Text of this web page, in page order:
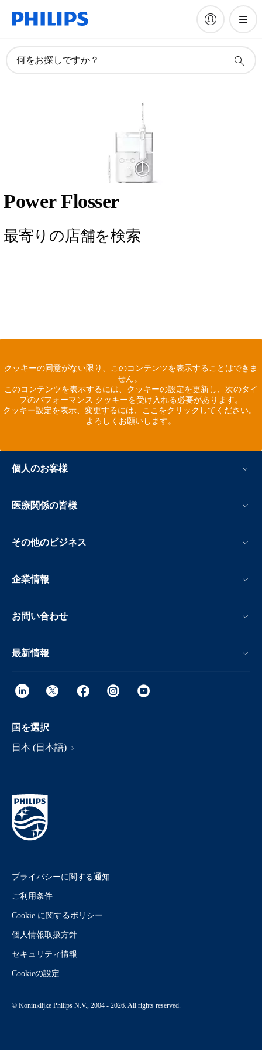
何をお探しですか？
Power Flosser
最寄りの店舗を検索
クッキーの同意がない限り、このコンテンツを表示することはできま
せん。
このコンテンツを表示するには、クッキーの設定を更新し、次のタイ
プのパフォーマンス クッキーを受け入れる必要があります。
クッキー設定を表示、変更するには、ここをクリックしてください。
よろしくお願いします。
個人のお客様
医療関係の皆様
その他のビジネス
企業情報
お問い合わせ
最新情報
国を選択
日本 (日本語)
プライバシーに関する通知
ご利用条件
Cookie に関するポリシー
個人情報取扱方針
セキュリティ情報
Cookieの設定
© Koninklijke Philips N.V., 2004 - 2026. All rights reserved.